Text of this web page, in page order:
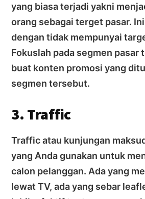
yang biasa terjadi yakni
orang sebagai terget pasar.
dengan tidak mempunyai
Fokuslah pada segmen pasar
buat konten promosi yang
segmen tersebut.
3. Traffic
Traffic atau kunjungan
yang Anda gunakan untuk
calon pelanggan. Ada yang
lewat TV, ada yang sebar